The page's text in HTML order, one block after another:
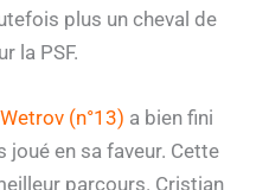
plus un cheval de
la PSF.
Wetrov (n°13) a bien fini
joué en sa faveur. Cette
parcours. Cristian